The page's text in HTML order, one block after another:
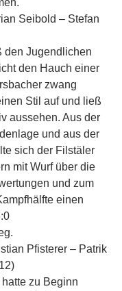
Seibold – Stefan
den Jugendlichen
den Hauch einer
zwang
Stil auf und ließ
aussehen. Aus der
und aus der
sich der Filstäler
mit Wurf über die
und zum
einen
Pfisterer – Patrik
zu Beginn